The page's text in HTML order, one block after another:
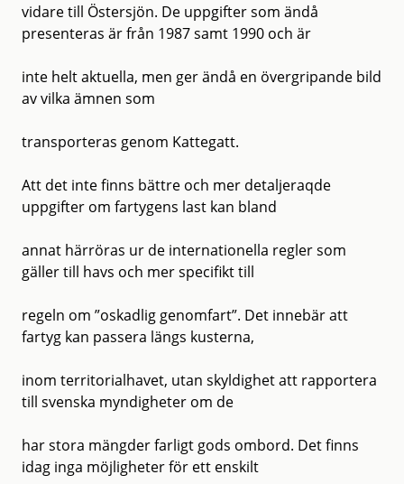
vidare till Östersjön. De uppgifter som ändå
presenteras är från 1987 samt 1990 och är
inte helt aktuella, men ger ändå en övergripande bild
av vilka ämnen som
transporteras genom Kattegatt.
Att det inte finns bättre och mer detaljeraqde
uppgifter om fartygens last kan bland
annat härröras ur de internationella regler som
gäller till havs och mer specifikt till
regeln om ”oskadlig genomfart”. Det innebär att
fartyg kan passera längs kusterna,
inom territorialhavet, utan skyldighet att rapportera
till svenska myndigheter om de
har stora mängder farligt gods ombord. Det finns
idag inga möjligheter för ett enskilt